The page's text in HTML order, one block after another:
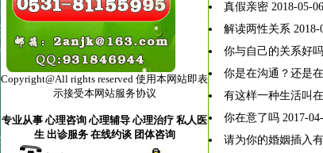
真假亲密 2018-05-06
解读两性关系 2018-
你与自己的关系好
你是在沟通？还是
有这样一种生活叫
你在意了吗 2017-
请为你的婚姻插入
Copyright@All rights reserved 使用本网站即表
示接受本网站服务协议
专业从事 心理咨询 心理辅导 心理治疗 私人医
生 出诊服务 在线约谈 团体咨询